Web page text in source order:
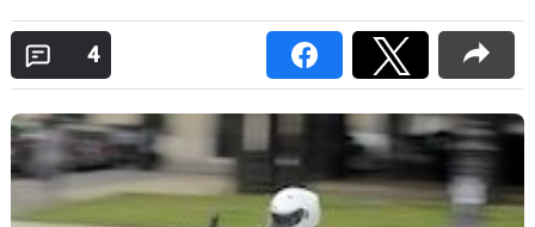
Forum
Scooters
125
Marques
4